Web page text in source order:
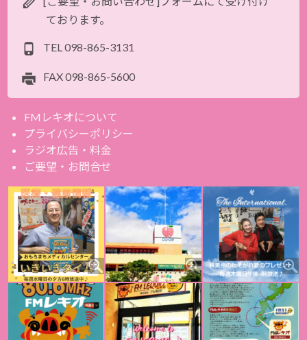
ております。
TEL 098-865-3131
FAX098-865-5600
FMレキオについて
プライバシーポリシー
ラジオ広告・料金
ご要望・お問合せ